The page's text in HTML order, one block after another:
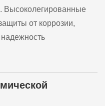
Высоколегированные
от коррозии,